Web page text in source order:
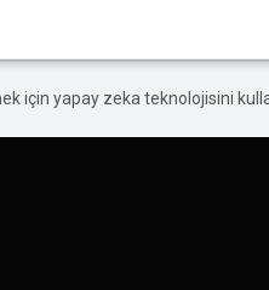
için yapay zeka teknolojisini